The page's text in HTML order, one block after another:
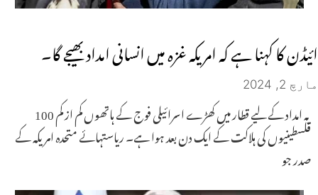
ائیڈن کا کہنا ہے کہ امریکہ غزہ میں انسانی امداد بھیجے گا۔
مارچ 2, 2024
یہ امداد کے لیے قطار میں کھڑے اسرائیلی فوج کے ہاتھوں کم از کم 100
فلسطینیوں کی ہلاکت کے ایک دن بعد ہوا ہے۔ ریاستہائے متحدہ امریکہ کے
صدر جو